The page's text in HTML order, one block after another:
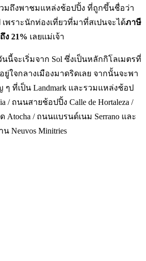
วมถึงพาชมแหล่งช้อปปิ้ง ที่ถูกขึ้นชื่อว่า
พราะนักท่องเที่ยวที่มาที่สเปนจะได้ภาษี
ง 21% เลยแม่เจ้า
นี้จะเริ่มจาก Sol ซึ่งเป็นหลักกิโลเมตรที่
ยู่ใจกลางเมืองมาดริดเลย จากนั้นจะพา
ที่เป็น Landmark และรวมแหล่งช้อป
/ ถนนสายช้อปปิ้ง Calle de Hortaleza /
/ ถนนแบรนด์เนม Serrano และ
Neuvos Minitries